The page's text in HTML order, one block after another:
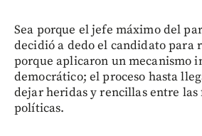
Sea porque el jefe máximo del
decidió a dedo el candidato para
porque aplicaron un mecanismo
democrático; el proceso hasta
dejar heridas y rencillas entre las
políticas.